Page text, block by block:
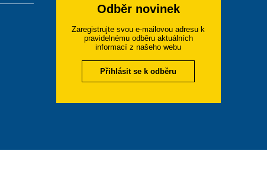
Odběr novinek
Zaregistrujte svou e-mailovou adresu k
pravidelnému odběru aktuálních
informací z našeho webu
Přihlásit se k odběru